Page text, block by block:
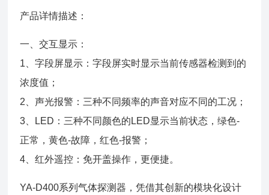
产品详情描述：
一、交互显示：
1、字段屏显示：字段屏实时显示当前传感器检测到的
浓度值；
2、声光报警：三种不同频率的声音对应不同的工况；
3、LED：三种不同颜色的LED显示当前状态，绿色-
正常，黄色-故障，红色-报警；
4、红外遥控：免开盖操作，更便捷。
YA-D400系列气体探测器，凭借其创新的模块化设计